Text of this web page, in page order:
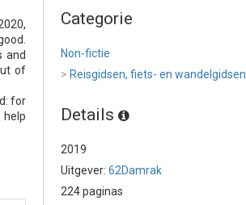
and
of
for
help
Categorie
Non-fictie
> Reisgidsen, fiets- en wandelgidsen
Details
2019
Uitgever: 62Damrak
224 paginas